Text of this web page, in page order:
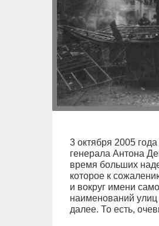
3 октября 2005
генерала Антона
время больших
которое к
и вокруг имени
наименований
далее. То есть,